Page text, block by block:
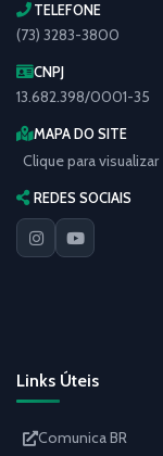
TELEFONE
(73) 3283-3800
CNPJ
13.682.398/0001-35
MAPA DO SITE
Clique para visualizar
REDES SOCIAIS
Links Úteis
Comunica BR